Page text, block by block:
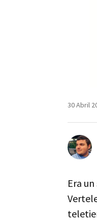
30 Abril
Era